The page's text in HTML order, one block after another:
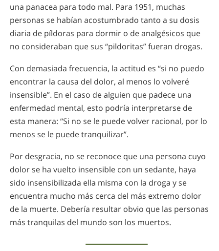
una panacea para todo mal. Para 1951, muchas
personas se habían acostumbrado tanto a su dosis
diaria de píldoras para dormir o de analgésicos que
no consideraban que sus “pildoritas” fueran drogas.
Con demasiada frecuencia, la actitud es “si no puedo
encontrar la causa del dolor, al menos lo volveré
insensible”. En el caso de alguien que padece una
enfermedad mental, esto podría interpretarse de
esta manera: “Si no se le puede volver racional, por lo
menos se le puede tranquilizar”.
Por desgracia, no se reconoce que una persona cuyo
dolor se ha vuelto insensible con un sedante, haya
sido insensibilizada ella misma con la droga y se
encuentra mucho más cerca del más extremo dolor
de la muerte. Debería resultar obvio que las personas
más tranquilas del mundo son los muertos.